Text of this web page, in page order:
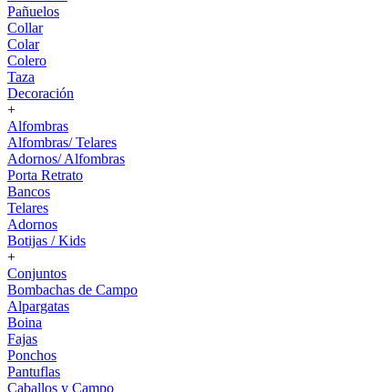
Pañuelos
Collar
Colar
Colero
Taza
Decoración
+
Alfombras
Alfombras/ Telares
Adornos/ Alfombras
Porta Retrato
Bancos
Telares
Adornos
Botijas / Kids
+
Conjuntos
Bombachas de Campo
Alpargatas
Boina
Fajas
Ponchos
Pantuflas
Caballos y Campo